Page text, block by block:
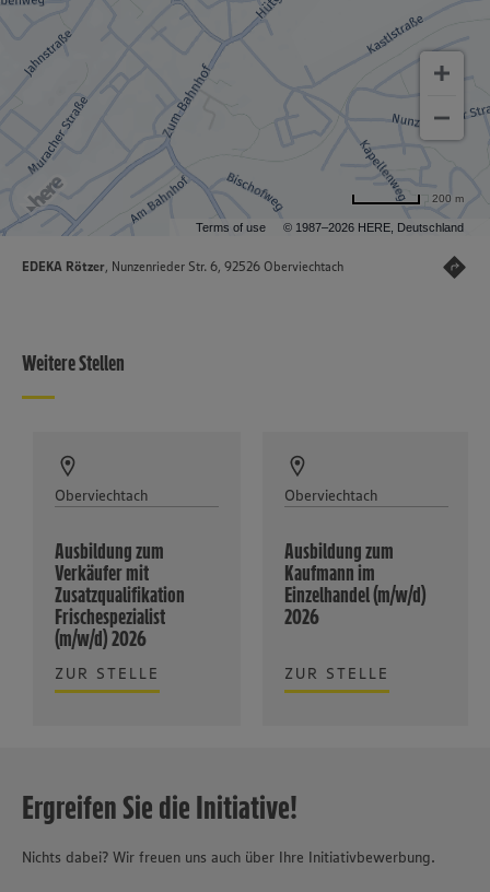
Terms of use © 1987–2026 HERE, Deutschland
200 m
EDEKA Rötzer, Nunzenrieder Str. 6, 92526 Oberviechtach
Weitere Stellen
Oberviechtach
Ausbildung zum
Verkäufer mit
Zusatzqualifikation
Frischespezialist
(m/w/d) 2026
ZUR STELLE
Oberviechtach
Ausbildung zum
Kaufmann im
Einzelhandel (m/w/d)
2026
ZUR STELLE
Ergreifen Sie die Initiative!
Nichts dabei? Wir freuen uns auch über Ihre Initiativbewerbung.